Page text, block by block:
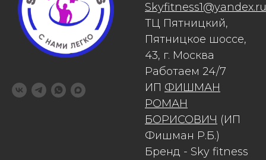
Skyfitness1@yandex.ru
ТЦ Пятницкий,
Пятницкое шоссе,
43, г. Москва
Работаем 24/7
ИП ФИШМАН
РОМАН
БОРИСОВИЧ (ИП
Фишман Р.Б.)
Бренд - Sky fitness